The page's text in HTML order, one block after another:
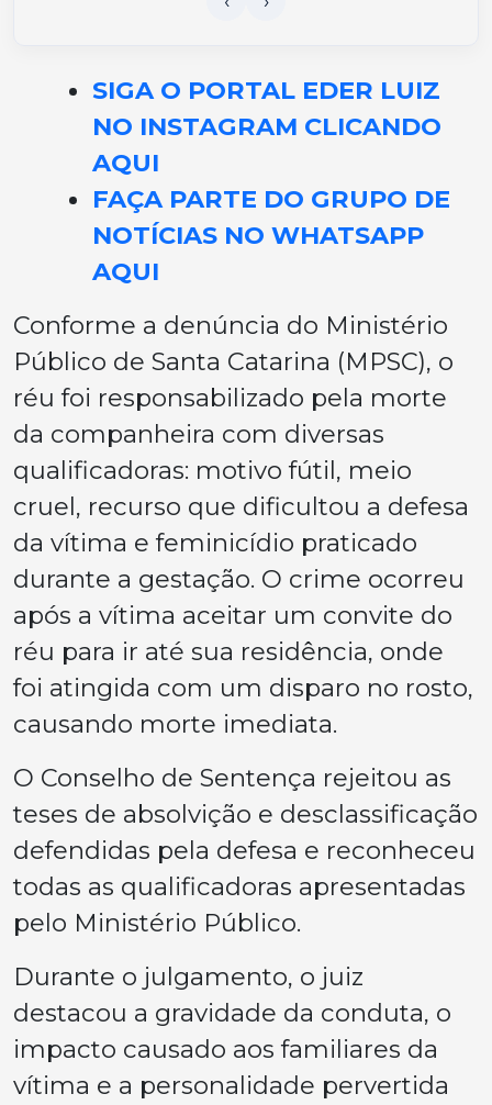
SIGA O PORTAL EDER LUIZ
NO INSTAGRAM CLICANDO
AQUI
FAÇA PARTE DO GRUPO DE
NOTÍCIAS NO WHATSAPP
AQUI
Conforme a denúncia do Ministério
Público de Santa Catarina (MPSC), o
réu foi responsabilizado pela morte
da companheira com diversas
qualificadoras: motivo fútil, meio
cruel, recurso que dificultou a defesa
da vítima e feminicídio praticado
durante a gestação. O crime ocorreu
após a vítima aceitar um convite do
réu para ir até sua residência, onde
foi atingida com um disparo no rosto,
causando morte imediata.
O Conselho de Sentença rejeitou as
teses de absolvição e desclassificação
defendidas pela defesa e reconheceu
todas as qualificadoras apresentadas
pelo Ministério Público.
Durante o julgamento, o juiz
destacou a gravidade da conduta, o
impacto causado aos familiares da
vítima e a personalidade pervertida